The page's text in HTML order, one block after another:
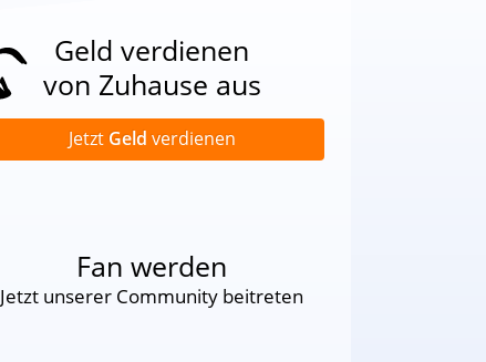
Geld verdienen
von Zuhause aus
Jetzt Geld verdienen
Fan werden
Jetzt unserer Community beitreten